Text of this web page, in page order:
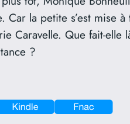
Car la petite s’est mise
Caravelle. Que fait-
?